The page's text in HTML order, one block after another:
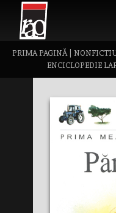
PRIMA PAGINĂ|
ENCICLOPEDIE